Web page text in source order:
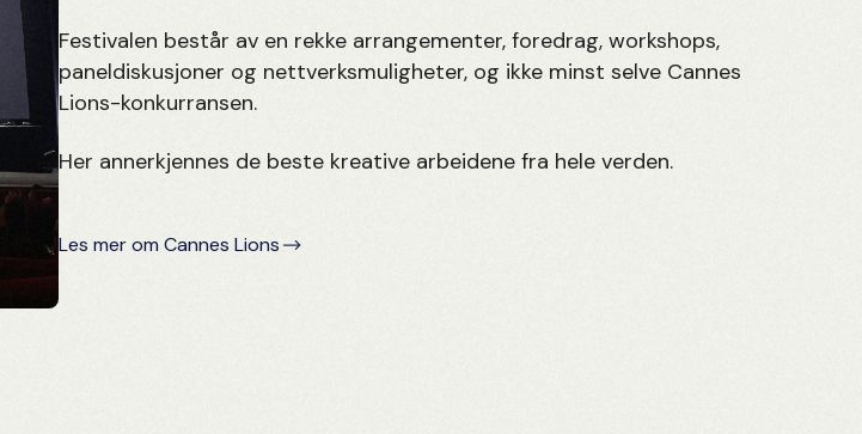
Festivalen består av en rekke arrangementer, foredrag, workshops,
paneldiskusjoner og nettverksmuligheter, og ikke minst selve Cannes
Lions-konkurransen.
Her annerkjennes de beste kreative arbeidene fra hele verden.
Les mer om Cannes Lions